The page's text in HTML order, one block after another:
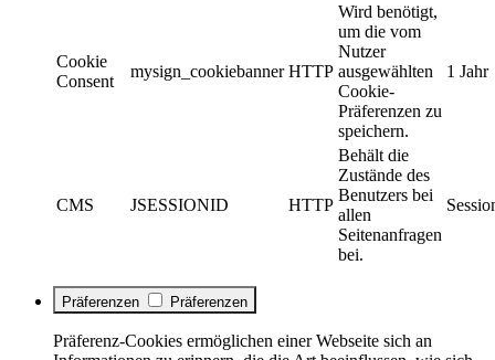
Cookie
Consent
mysign_cookiebanner HTTP
Wird benötigt,
um die vom
Nutzer
ausgewählten
Cookie-
Präferenzen zu
speichern.
1 Jahr
CMS JSESSIONID HTTP
Behält die
Zustände des
Benutzers bei
allen
Seitenanfragen
bei.
Präferenzen Präferenzen
Präferenz-Cookies ermöglichen einer Webseite sich an